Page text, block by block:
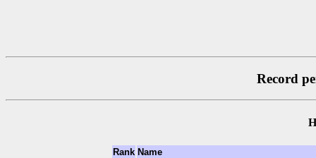
Record
Rank Name